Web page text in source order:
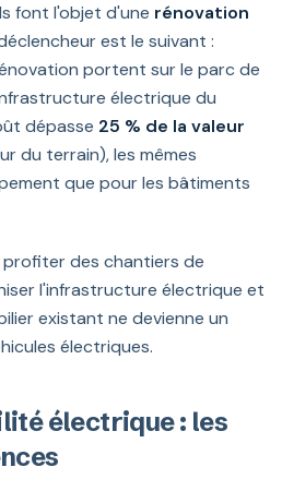
font l'objet d'une rénovation
est le suivant :
portent sur le parc de
électrique du
dépasse 25 % de la valeur
du terrain), les mêmes
que pour les bâtiments
des chantiers de
l'infrastructure électrique et
existant ne devienne un
électriques.
électrique : les